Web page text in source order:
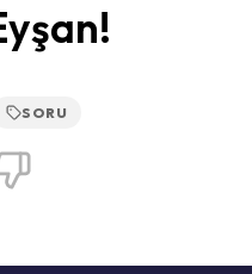
SORU